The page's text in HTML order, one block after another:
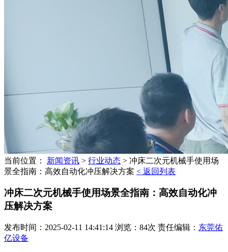
当前位置： 新闻资讯 > 行业动态 > 冲床二次元机械手使用场
景全指南：高效自动化冲压解决方案 < 返回列表
冲床二次元机械手使用场景全指南：高效自动化冲
压解决方案
发布时间：2025-02-11 14:41:14 浏览：84次 责任编辑： 东莞佑
亿设备